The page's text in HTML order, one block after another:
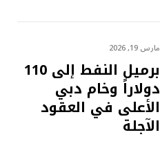
مارس 19, 2026
برميل النفط إلى 110
دولاراً وخام دبي
الأعلى في العقود
الآجلة